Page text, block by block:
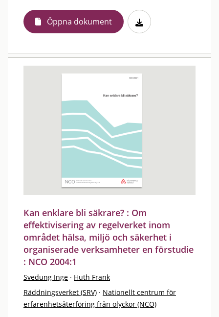
Öppna dokument
Kan enklare bli säkrare? : Om
effektivisering av regelverket inom
området hälsa, miljö och säkerhet i
organiserade verksamheter en förstudie
: NCO 2004:1
Svedung Inge · Huth Frank
Räddningsverket (SRV) · Nationellt centrum för
erfarenhetsåterföring från olyckor (NCO)